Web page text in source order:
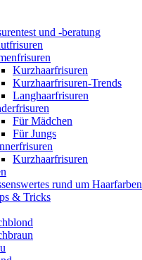
und -beratung
Kurzhaarfrisuren
Kurzhaarfrisuren-Trends
Langhaarfrisuren
Für Mädchen
Für Jungs
Kurzhaarfrisuren
rund um Haarfarben
& Tricks